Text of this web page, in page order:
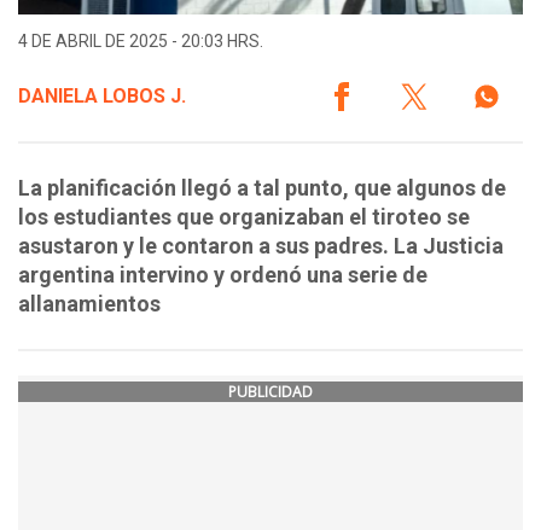
4 DE ABRIL DE 2025 - 20:03 HRS.
DANIELA LOBOS J.
La planificación llegó a tal punto, que algunos de
los estudiantes que organizaban el tiroteo se
asustaron y le contaron a sus padres. La Justicia
argentina intervino y ordenó una serie de
allanamientos
PUBLICIDAD